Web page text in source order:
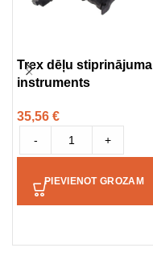
Trex dēļu stiprinājuma
instruments
35,56 €
- +
PIEVIENOT GROZAM